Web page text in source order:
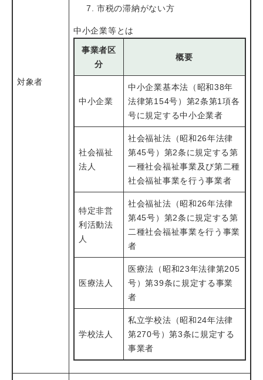
対象者
市税の滞納がない方
中小企業等とは
事業者区
分
概要
中小企業
中小企業基本法（昭和38年
法律第154号）第2条第1項各
号に規定する中小企業者
社会福祉
法人
社会福祉法（昭和26年法律
第45号）第2条に規定する第
一種社会福祉事業及び第二種
社会福祉事業を行う事業者
特定非営
利活動法
人
社会福祉法（昭和26年法律
第45号）第2条に規定する第
二種社会福祉事業を行う事業
者
医療法人
医療法（昭和23年法律第205
号）第39条に規定する事業
者
学校法人
私立学校法（昭和24年法律
第270号）第3条に規定する
事業者